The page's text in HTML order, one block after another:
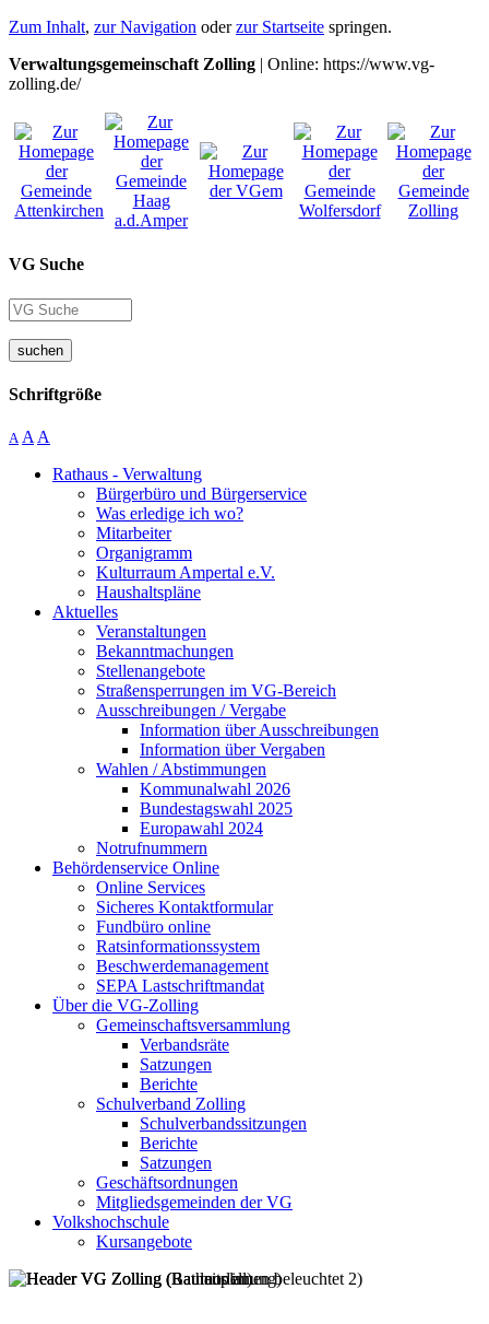
Zum Inhalt, zur Navigation oderzur Startseite springen.
Verwaltungsgemeinschaft Zolling | Online: https://www.vg-
zolling.de/
VG Suche
suchen
Schriftgröße
A A A
Rathaus - Verwaltung
Bürgerbüro und Bürgerservice
Was erledige ich wo?
Mitarbeiter
Organigramm
Kulturraum Ampertal e.V.
Haushaltspläne
Aktuelles
Veranstaltungen
Bekanntmachungen
Stellenangebote
Straßensperrungen im VG-Bereich
Ausschreibungen / Vergabe
Information über Ausschreibungen
Information über Vergaben
Wahlen / Abstimmungen
Kommunalwahl 2026
Bundestagswahl 2025
Europawahl 2024
Notrufnummern
Behördenservice Online
Online Services
Sicheres Kontaktformular
Fundbüro online
Ratsinformationssystem
Beschwerdemanagement
SEPA Lastschriftmandat
Über die VG-Zolling
Gemeinschaftsversammlung
Verbandsräte
Satzungen
Berichte
Schulverband Zolling
Schulverbandssitzungen
Berichte
Satzungen
Geschäftsordnungen
Mitgliedsgemeinden der VG
Volkshochschule
Kursangebote